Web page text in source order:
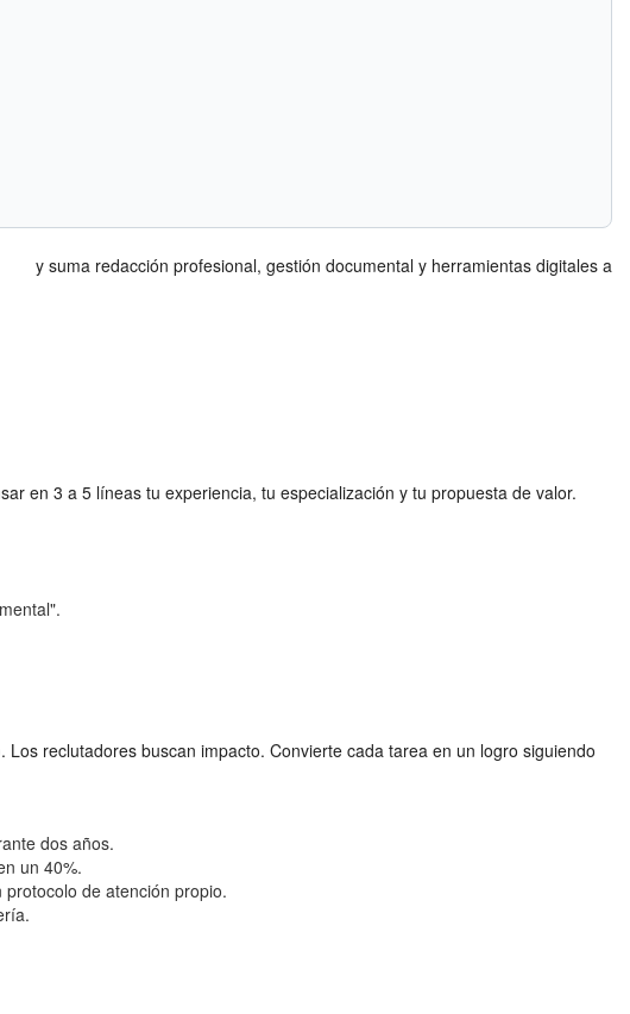
y suma redacción profesional, gestión documental y herramientas digitales a
en 3 a 5 líneas tu experiencia, tu especialización y tu propuesta de valor.
reclutadores buscan impacto. Convierte cada tarea en un logro siguiendo
dos años.
un 40%.
de atención propio.